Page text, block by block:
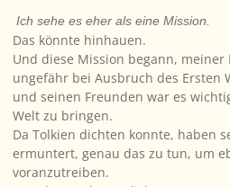
Ich sehe es eher als eine Mission.
Das könnte hinhauen.
Und diese Mission begann, meiner
ungefähr bei Ausbruch des Ersten
und seinen Freunden war es
Welt zu bringen.
Da Tolkien dichten konnte, haben
ermuntert, genau das zu tun, um
voranzutreiben.